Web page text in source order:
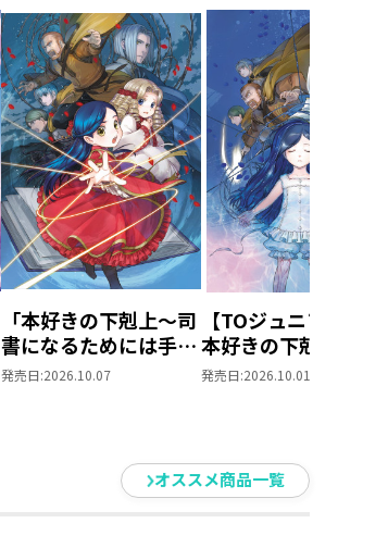
「本好きの下剋上～司
書になるためには手段
を選んでいられません
発売日:2026.10.07
【TOジュニア文庫】
本好きの下剋上 第
部 領主の養女１０
発売日:2026.10.01
オススメ商品一覧